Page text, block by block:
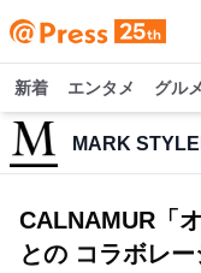
新着 エンタメ グルメ
MARK
CALNAMUR「
との コラボレ